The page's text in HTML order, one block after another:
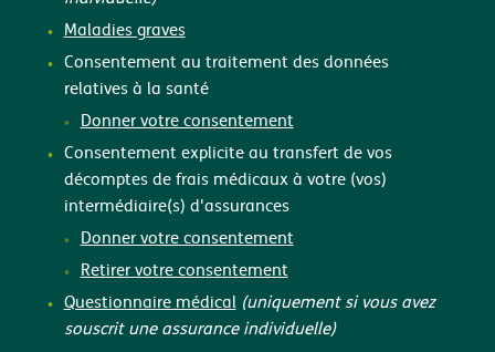
Maladies graves
Consentement au traitement des données
relatives à la santé
Donner votre consentement
Consentement explicite au transfert de vos
décomptes de frais médicaux à votre (vos)
intermédiaire(s) d'assurances
Donner votre consentement
Retirer votre consentement
Questionnaire médical (uniquement si vous avez
souscrit une assurance individuelle)